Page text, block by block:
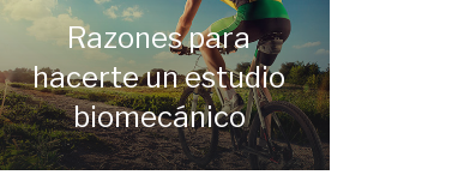
Razones para
hacerte un estudio
biomecánico